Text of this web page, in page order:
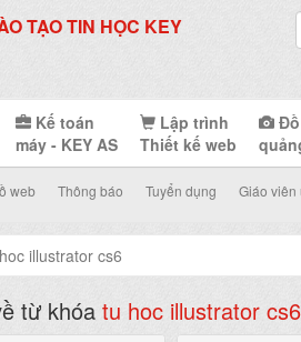
TẠO TIN HỌC KEY
Kế toán
máy - KEY AS
Lập trình
Thiết kế web
web Thông báo Tuyển dụng Giáo viên
illustrator cs6
từ khóa tu hoc illustrator cs6